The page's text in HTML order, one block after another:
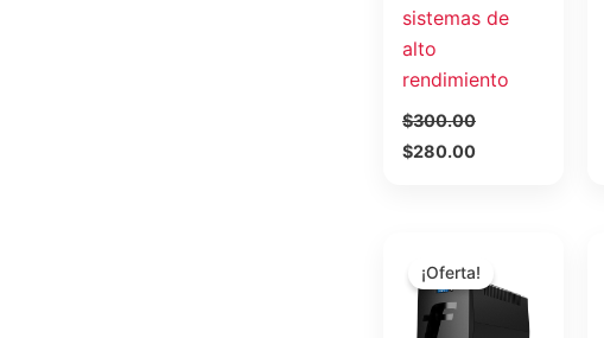
sistemas de
alto
rendimiento
$300.00
$280.00
¡Oferta!
precio
original
es:
$81.74.